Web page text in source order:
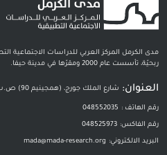
مدى الكرمل المركز العربي للدراسات الاجتماعية
ربحيّة، تأسست عام 2000 ومقرّها في مدينة حيفا.
العنوان: شارع الملك جورج، (همجينيم 90) ص.ب. 9435 حيفا 3109401
رقم الهاتف : 048552035
رقم الفاكس: 048525973
البريد الالكتروني: mada@mada-research.org